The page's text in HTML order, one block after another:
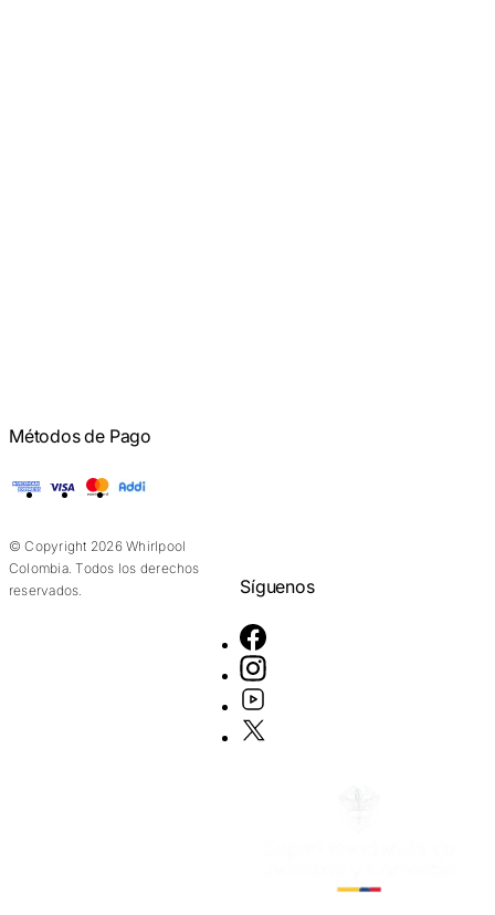
Métodos de Pago
American Express
Visa Mastercard
© Copyright 2026 Whirlpool
Colombia. Todos los derechos
reservados.
Síguenos